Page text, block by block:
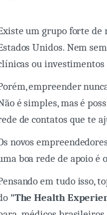
um grupo forte de
Unidos. Nem
ou investimentos
empreender
é simples, mas é
de contatos que te
novos
boa rede de apoio
em tudo isso,
"The Health